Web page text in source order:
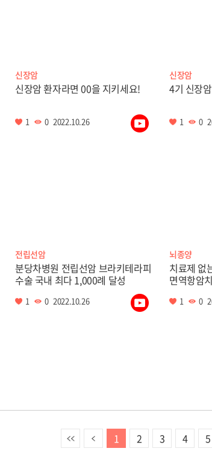
신장암
신장암 환자라면 00을 지키세요!
1 0 2022.10.26
신장암
4기 신장
1 0
전립선암
분당차병원 전립선암 브라키테라피
수술 국내 최다 1,000례 달성
1 0 2022.10.26
뇌종양
치료제 없
면역항암
1 0
이전 1 2 3 4 5